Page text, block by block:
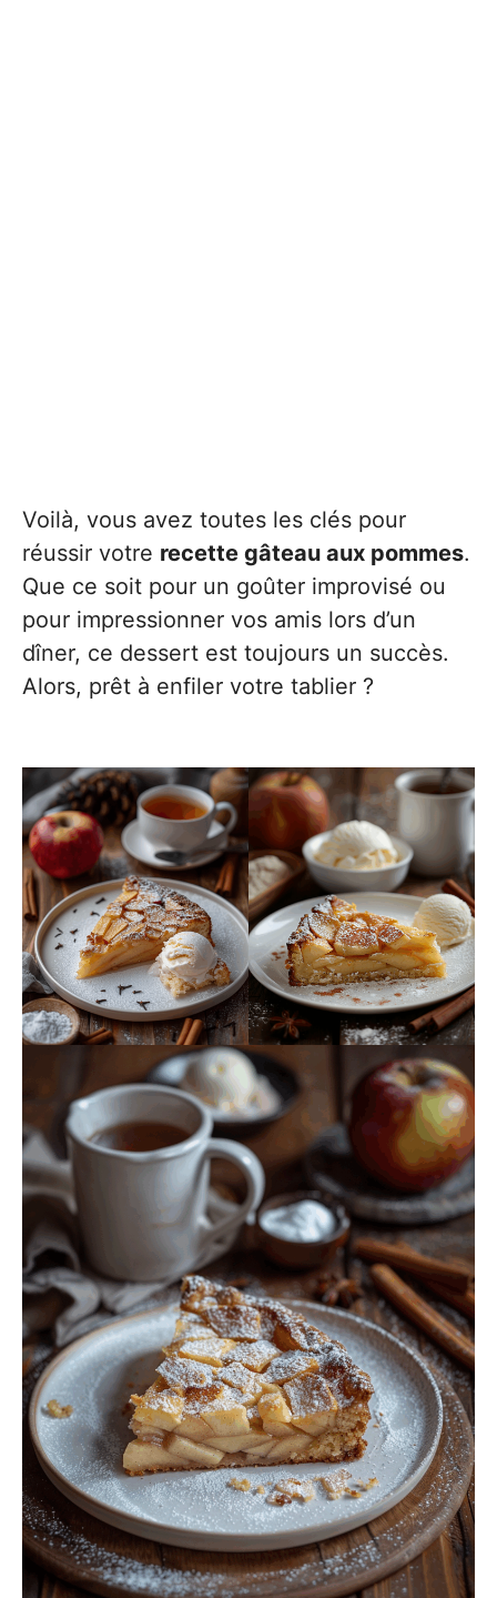
Voilà, vous avez toutes les clés pour
réussir votre recette gâteau aux pommes.
Que ce soit pour un goûter improvisé ou
pour impressionner vos amis lors d’un
dîner, ce dessert est toujours un succès.
Alors, prêt à enfiler votre tablier ?